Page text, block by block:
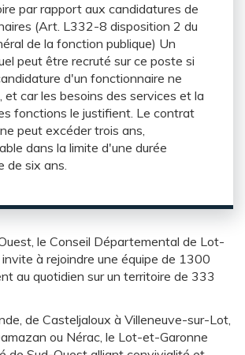
par rapport aux candidatures de
(Art. L332-8 disposition 2 du
de la fonction publique) Un
peut être recruté sur ce poste si
d'un fonctionnaire ne
et car les besoins des services et la
fonctions le justifient. Le contrat
peut excéder trois ans,
dans la limite d'une durée
de six ans.
le Conseil Départemental de Lot-
à rejoindre une équipe de 1300
au quotidien sur un territoire de 333
de Casteljaloux à Villeneuve-sur-Lot,
ou Nérac, le Lot-et-Garonne